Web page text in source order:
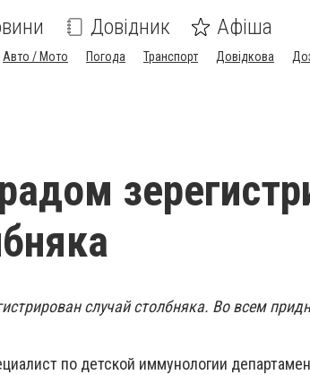
Довідник Афіша
Авто / Мото Погода Транспорт Довідкова
случай столбняка. Во всем
по детской иммунологии